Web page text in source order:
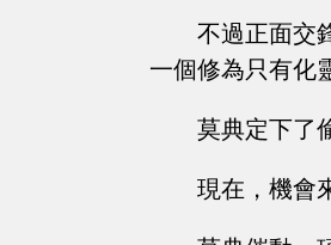
不過正面交
一個修為只有化
莫典定下了
現在，機會